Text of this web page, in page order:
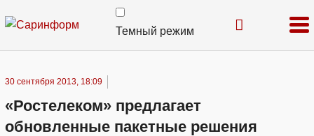
Темный режим
30 сентября 2013, 18:09
«Ростелеком» предлагает
обновленные пакетные решения